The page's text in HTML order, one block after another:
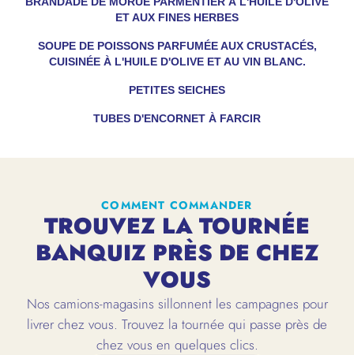
PETITES SEICHES
TUBES D'ENCORNET À FARCIR
SOUPE DE POISSONS PARFUMÉE AUX CRUSTACÉS,
CUISINÉE À L'HUILE D'OLIVE ET AU VIN BLANC.
ET AUX FINES HERBES
COMMENT COMMANDER
TROUVEZ LA TOURNÉE
BANQUIZ PRÈS DE CHEZ
VOUS
Nos camions-magasins sillonnent les campagnes pour
livrer chez vous. Trouvez la tournée qui passe près de
chez vous en quelques clics.